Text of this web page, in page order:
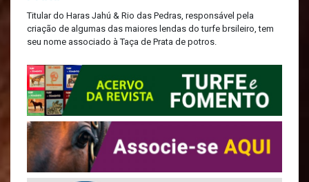
Titular do Haras Jahú & Rio das Pedras, responsável pela
criação de algumas das maiores lendas do turfe brsileiro, tem
seu nome associado à Taça de Prata de potros.